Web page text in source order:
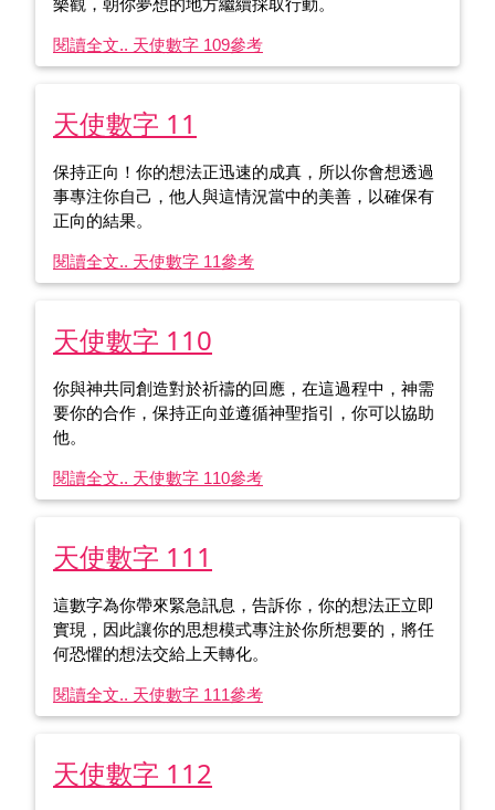
閱讀全文.. 天使數字 109參考
天使數字 11
保持正向！你的想法正迅速的成真，所以你會想透過
事專注你自己，他人與這情況當中的美善，以確保有
正向的結果。
閱讀全文.. 天使數字 11參考
天使數字 110
你與神共同創造對於祈禱的回應，在這過程中，神需
要你的合作，保持正向並遵循神聖指引，你可以協助
他。
閱讀全文.. 天使數字 110參考
天使數字 111
這數字為你帶來緊急訊息，告訴你，你的想法正立即
實現，因此讓你的思想模式專注於你所想要的，將任
何恐懼的想法交給上天轉化。
閱讀全文.. 天使數字 111參考
天使數字 112